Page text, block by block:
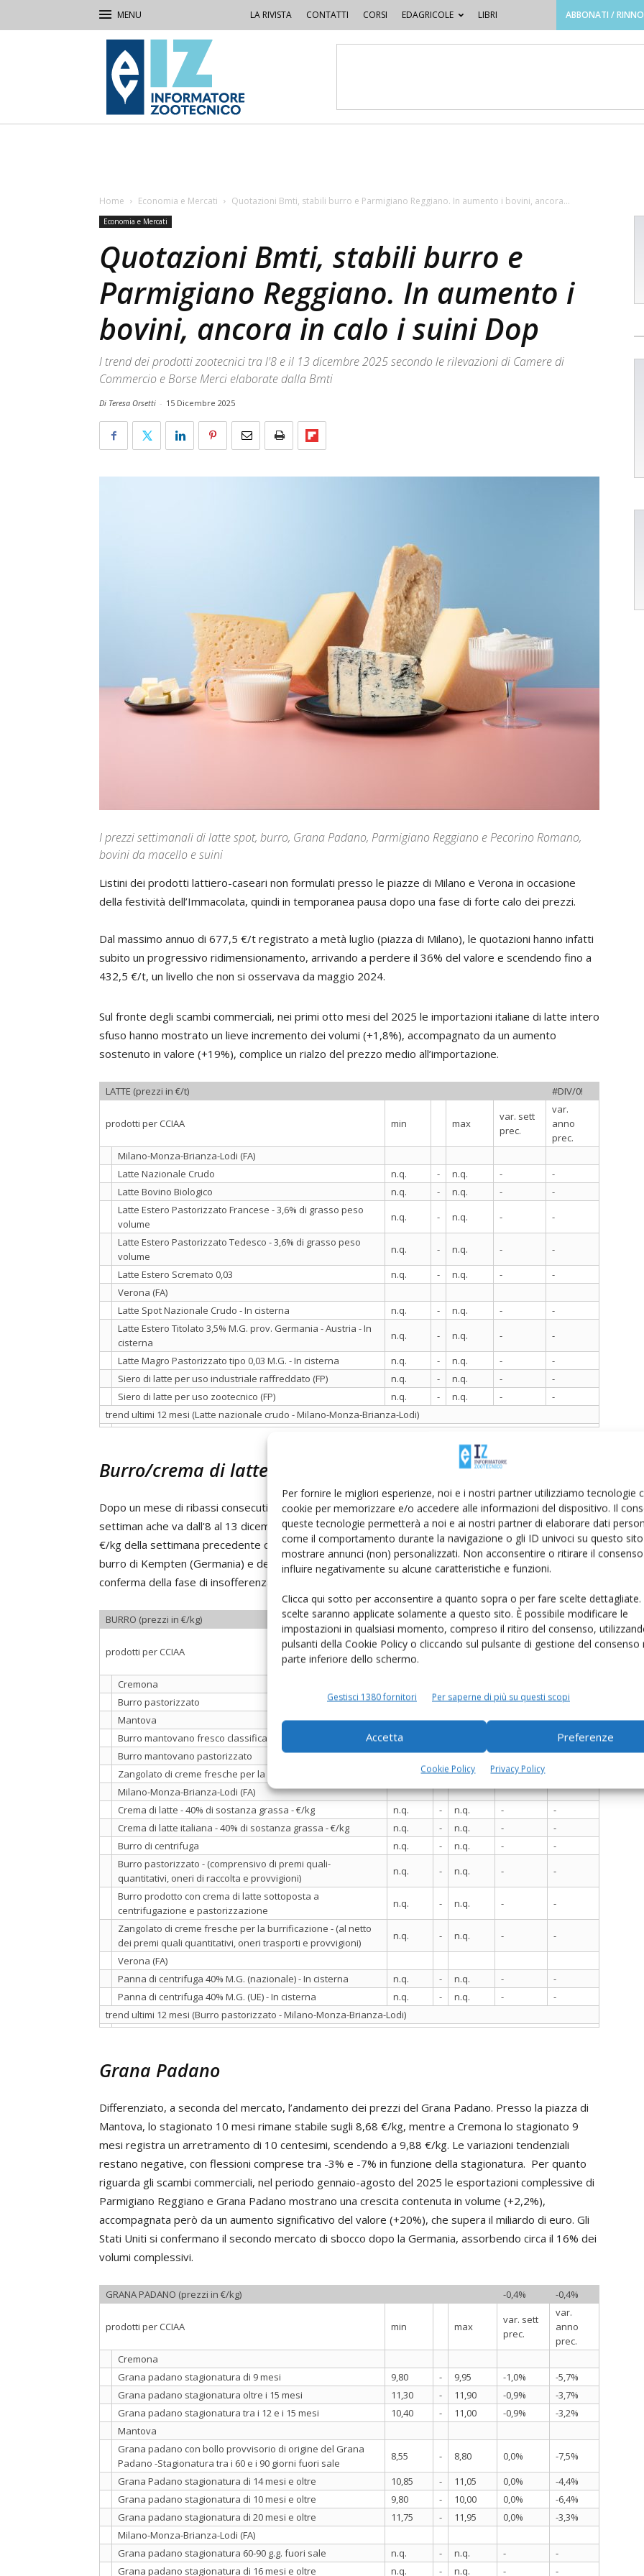
Per fornire le migliori esperienze, noi e i nostri partner utilizziamo tecnologie
cookie per memorizzare e/o accedere alle informazioni del dispositivo. Il
queste tecnologie permetterà a noi e ai nostri partner di elaborare dati
come il comportamento durante la navigazione o gli ID univoci su questo
mostrare annunci (non) personalizzati. Non acconsentire o ritirare il
influire negativamente su alcune caratteristiche e funzioni.
Clicca qui sotto per acconsentire a quanto sopra o per fare scelte dettagliate.
scelte saranno applicate solamente a questo sito. È possibile modificare le
impostazioni in qualsiasi momento, compreso il ritiro del consenso,
pulsanti della Cookie Policy o cliccando sul pulsante di gestione del consenso
parte inferiore dello schermo.
Gestisci 1380 fornitori Per saperne di più su questi scopi
Accetta Preferenze
Cookie Policy Privacy Policy
LA RIVISTA CONTATTI CORSI EDAGRICOLE LIBRI ABBONATI /
IZ
Informatore
Zootecnico
Home Economia e Mercati Quotazioni Bmti, stabili burro e Parmigiano Reggiano. In aumento i bovini, ancora...
Economia e Mercati
Quotazioni Bmti, stabili burro e
Parmigiano Reggiano. In aumento i
bovini, ancora in calo i suini Dop
l trend dei prodotti zootecnici tra l'8 e il 13 dicembre 2025 secondo le rilevazioni di Camere di
Commercio e Borse Merci elaborate dalla Bmti
Di Teresa Orsetti - 15 Dicembre 2025
I prezzi settimanali di latte spot, burro, Grana Padano, Parmigiano Reggiano e Pecorino Romano,
bovini da macello e suini
Listini dei prodotti lattiero-caseari non formulati presso le piazze di Milano e Verona in occasione
della festività dell’Immacolata, quindi in temporanea pausa dopo una fase di forte calo dei prezzi.
Dal massimo annuo di 677,5 €/t registrato a metà luglio (piazza di Milano), le quotazioni hanno infatti
subito un progressivo ridimensionamento, arrivando a perdere il 36% del valore e scendendo fino a
432,5 €/t, un livello che non si osservava da maggio 2024.
Sul fronte degli scambi commerciali, nei primi otto mesi del 2025 le importazioni italiane di latte intero
sfuso hanno mostrato un lieve incremento dei volumi (+1,8%), accompagnato da un aumento
sostenuto in valore (+19%), complice un rialzo del prezzo medio all’importazione.
LATTE (prezzi in €/t) #DIV/0!
prodotti per CCIAA min max
var. sett
prec.
var.
anno
prec.
Milano-Monza-Brianza-Lodi (FA)
Latte Nazionale Crudo
n.q. - n.q. -
-
Latte Bovino Biologico
n.q. - n.q. -
-
Latte Estero Pastorizzato Francese - 3,6% di grasso peso
volume
n.q. - n.q. -
-
Latte Estero Pastorizzato Tedesco - 3,6% di grasso peso
volume
n.q. - n.q. -
-
Latte Estero Scremato 0,03
n.q. - n.q. -
-
Verona (FA)
Latte Spot Nazionale Crudo - In cisterna
n.q. - n.q. -
-
Latte Estero Titolato 3,5% M.G. prov. Germania - Austria - In
cisterna
n.q. - n.q. -
-
Latte Magro Pastorizzato tipo 0,03 M.G. - In cisterna
n.q. - n.q. -
-
Siero di latte per uso industriale raffreddato (FP)
n.q. - n.q. -
-
Siero di latte per uso zootecnico (FP)
n.q. - n.q. -
-
trend ultimi 12 mesi (Latte nazionale crudo - Milano-Monza-Brianza-Lodi)
Burro/crema di latte
Dopo un mese di ribassi consecutivi, torna la stabilità nel comparto del burro pastorizzato nella
settiman ache va dall'8 al 13 dicembre 2025. Sulla piazza di Mantova le quotazioni confermano i 3
€/kg della settimana precedente con una flessione annua pari al -50%. Proseguono i ribassi per il
burro di Kempten (Germania) e del Verse Boter olandese, ormai prossimi alla soglia dei 4 €/kg, a
conferma della fase di insofferenza del settore a livello continentale.
BURRO (prezzi in €/kg) -0,9% -0,9%
prodotti per CCIAA min max
var. sett
var.
anno
Cremona
Burro pastorizzato
4,20 - 4,20 -3,4%
-43,2%
Mantova
Burro mantovano fresco classificazione CEE
4,70
-39,7%
Burro mantovano pastorizzato
3,00 - 3,00 0,0%
-50,8%
Zangolato di creme fresche per la burrificazione
- 2,80 0,0%
Milano-Monza-Brianza-Lodi (FA)
Crema di latte - 40% di sostanza grassa - €/kg
n.q. - n.q. -
-
Crema di latte italiana - 40% di sostanza grassa - €/kg
n.q. - n.q. -
-
Burro di centrifuga
n.q. - n.q. -
-
Burro pastorizzato - (comprensivo di premi quali-
quantitativi, oneri di raccolta e provvigioni)
n.q. - n.q. -
-
Burro prodotto con crema di latte sottoposta a
centrifugazione e pastorizzazione
n.q. - n.q. -
-
Zangolato di creme fresche per la burrificazione - (al netto
dei premi quali quantitativi, oneri trasporti e provvigioni)
n.q. - n.q. -
-
Verona (FA)
Panna di centrifuga 40% M.G. (nazionale) - In cisterna
n.q. - n.q. -
-
Panna di centrifuga 40% M.G. (UE) - In cisterna
n.q. - n.q. -
-
trend ultimi 12 mesi (Burro pastorizzato - Milano-Monza-Brianza-Lodi)
Grana Padano
Differenziato, a seconda del mercato, l’andamento dei prezzi del Grana Padano. Presso la piazza di
Mantova, lo stagionato 10 mesi rimane stabile sugli 8,68 €/kg, mentre a Cremona lo stagionato 9
mesi registra un arretramento di 10 centesimi, scendendo a 9,88 €/kg. Le variazioni tendenziali
restano negative, con flessioni comprese tra -3% e -7% in funzione della stagionatura. Per quanto
riguarda gli scambi commerciali, nel periodo gennaio-agosto del 2025 le esportazioni complessive di
Parmigiano Reggiano e Grana Padano mostrano una crescita contenuta in volume (+2,2%),
accompagnata però da un aumento significativo del valore (+20%), che supera il miliardo di euro. Gli
Stati Uniti si confermano il secondo mercato di sbocco dopo la Germania, assorbendo circa il 16% dei
volumi complessivi.
GRANA PADANO (prezzi in €/kg) -0,4% -0,4%
prodotti per CCIAA min max
var. sett
prec.
var.
anno
prec.
Cremona
Grana padano stagionatura di 9 mesi
9,80 - 9,95 -1,0%
-5,7%
Grana padano stagionatura oltre i 15 mesi
11,30 - 11,90 -0,9%
-3,7%
Grana padano stagionatura tra i 12 e i 15 mesi
10,40 - 11,00 -0,9%
-3,2%
Mantova
Grana padano con bollo provvisorio di origine del Grana
Padano -Stagionatura tra i 60 e i 90 giorni fuori sale
8,55 - 8,80 0,0%
-7,5%
Grana Padano stagionatura di 14 mesi e oltre
10,85 - 11,05 0,0%
-4,4%
Grana padano stagionatura di 10 mesi e oltre
9,80 - 10,00 0,0%
-6,4%
Grana padano stagionatura di 20 mesi e oltre
11,75 - 11,95 0,0%
-3,3%
Milano-Monza-Brianza-Lodi (FA)
Grana padano stagionatura 60-90 g.g. fuori sale
n.q. - n.q. -
-
Grana padano stagionatura di 16 mesi e oltre
n.q. - n.q. - -